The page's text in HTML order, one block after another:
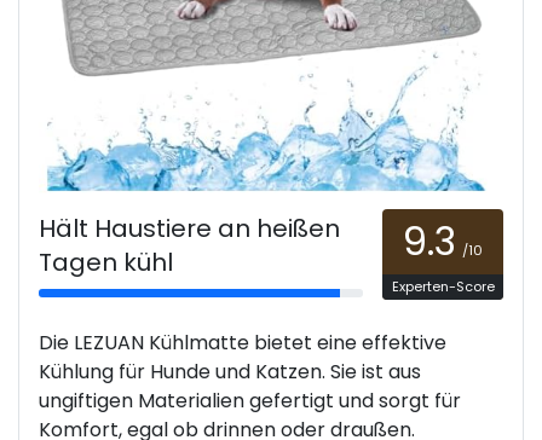
Hält Haustiere an heißen
Tagen kühl
9.3 /10
Experten-Score
Die LEZUAN Kühlmatte bietet eine effektive
Kühlung für Hunde und Katzen. Sie ist aus
ungiftigen Materialien gefertigt und sorgt für
Komfort, egal ob drinnen oder draußen.